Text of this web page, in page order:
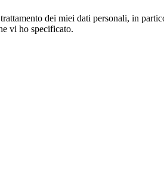
dei miei dati personali, in
vi ho specificato.